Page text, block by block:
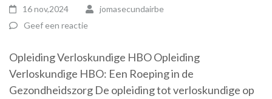
16 nov,2024
jomasecundairbe
Geef een reactie
Opleiding Verloskundige HBO Opleiding
Verloskundige HBO: Een Roeping in de
Gezondheidszorg De opleiding tot verloskundige op